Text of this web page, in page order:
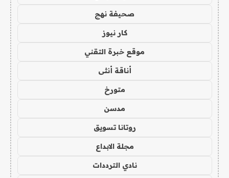
صحيفة نهج
كار نيوز
موقع خبرة التقني
أناقة أنثى
متورخ
مدسن
روتانا تسويق
مجلة الابداع
نادي الترددات